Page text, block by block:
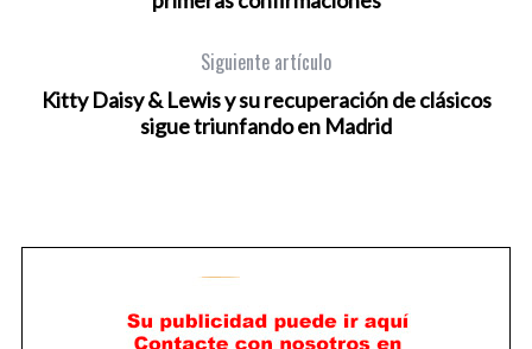
Siguiente artículo
Kitty Daisy & Lewis y su recuperación de clásicos
sigue triunfando en Madrid